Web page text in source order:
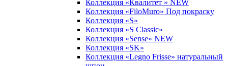
Коллекция «Квалитет » NEW
Коллекция «FiloMuro» Под покраску
Коллекция «S»
Коллекция «S Classic»
Коллекция «Sense» NEW
Коллекция «SK»
Коллекция «Legno Frisse» натуральный